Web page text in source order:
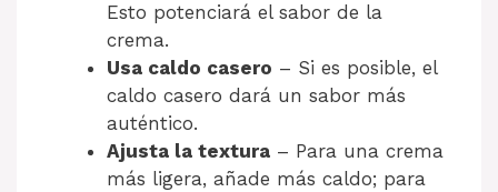
Esto potenciará el sabor de la
crema.
Usa caldo casero – Si es posible, el
caldo casero dará un sabor más
auténtico.
Ajusta la textura – Para una crema
más ligera, añade más caldo; para